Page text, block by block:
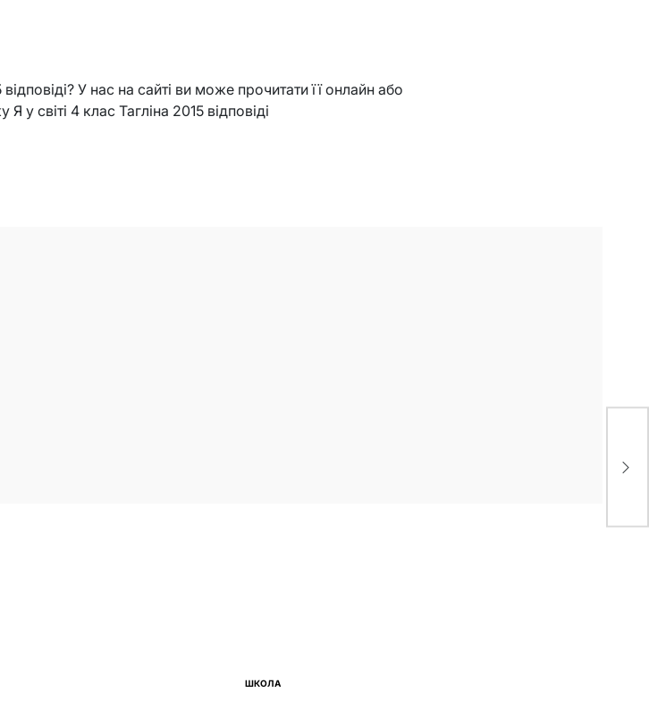
У нас на сайті ви може прочитати її онлайн або
у світі 4 клас Тагліна 2015 відповіді
ОПУБЛІКУВАТИ
ШКОЛА